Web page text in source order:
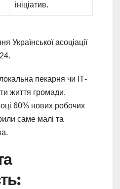
ініціатив.
Української асоціації
пекарня чи ІТ-
життя громади.
60% нових робочих
саме малі та